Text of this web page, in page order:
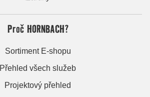
Proč HORNBACH?
Sortiment E-shopu
Přehled všech služeb
Projektový přehled